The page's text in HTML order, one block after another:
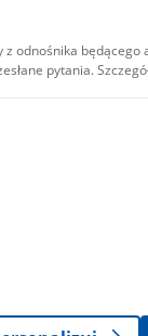
odnośnika
pytania.